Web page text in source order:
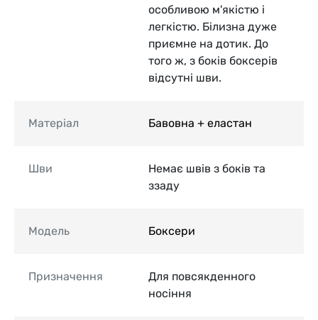
особливою м'якістю і
легкістю. Білизна дуже
приємне на дотик. До
того ж, з боків боксерів
відсутні шви.
Матеріал Бавовна + еластан
Шви
Немає швів з боків та
ззаду
Модель Боксери
Призначення
Для повсякденного
носіння